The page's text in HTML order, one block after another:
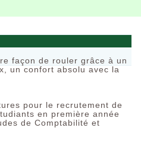
façon de rouler grâce à un
un confort absolu avec la
pour le recrutement de
en première année
de Comptabilité et